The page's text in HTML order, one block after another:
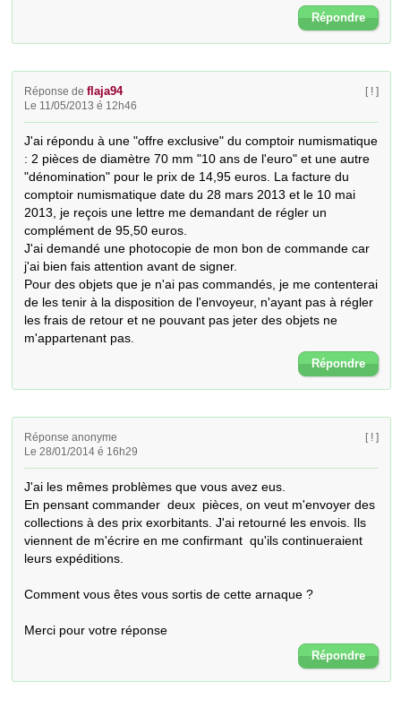
Répondre
Réponse deflaja94
Le 11/05/2013 é 12h46
[ ! ]
J'ai répondu à une "offre exclusive" du comptoir numismatique
: 2 pièces de diamètre 70 mm "10 ans de l'euro" et une autre
"dénomination" pour le prix de 14,95 euros. La facture du
comptoir numismatique date du 28 mars 2013 et le 10 mai
2013, je reçois une lettre me demandant de régler un
complément de 95,50 euros.
J'ai demandé une photocopie de mon bon de commande car
j'ai bien fais attention avant de signer.
Pour des objets que je n'ai pas commandés, je me contenterai
de les tenir à la disposition de l'envoyeur, n'ayant pas à régler
les frais de retour et ne pouvant pas jeter des objets ne
m'appartenant pas.
Répondre
Réponse anonyme
Le 28/01/2014 é 16h29
[ ! ]
J'ai les mêmes problèmes que vous avez eus.
En pensant commander  deux  pièces, on veut m'envoyer des
collections à des prix exorbitants. J'ai retourné les envois. Ils
viennent de m'écrire en me confirmant  qu'ils continueraient
leurs expéditions.
Comment vous êtes vous sortis de cette arnaque ?
Merci pour votre réponse
Répondre